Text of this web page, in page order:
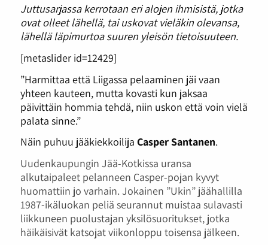
Juttusarjassa kerrotaan eri alojen ihmisistä, jotka
ovat olleet lähellä, tai uskovat vieläkin olevansa,
lähellä läpimurtoa suuren yleisön tietoisuuteen.
[metaslider id=12429]
”Harmittaa että Liigassa pelaaminen jäi vaan
yhteen kauteen, mutta kovasti kun jaksaa
päivittäin hommia tehdä, niin uskon että voin vielä
palata sinne.”
Näin puhuu jääkiekkoilija Casper Santanen.
Uudenkaupungin Jää-Kotkissa uransa
alkutaipaleet pelanneen Casper-pojan kyvyt
huomattiin jo varhain. Jokainen ”Ukin” jäähallilla
1987-ikäluokan peliä seurannut muistaa sulavasti
liikkuneen puolustajan yksilösuoritukset, jotka
häikäisivät katsojat viikonloppu toisensa jälkeen.